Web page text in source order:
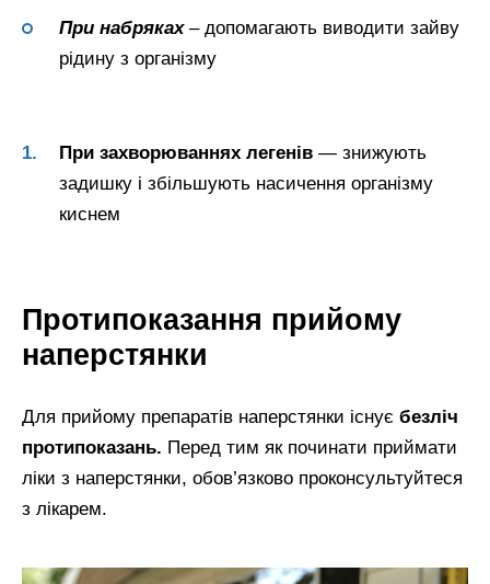
При набряках – допомагають виводити зайву
рідину з організму
При захворюваннях легенів — знижують
задишку і збільшують насичення організму
киснем
Протипоказання прийому
наперстянки
Для прийому препаратів наперстянки існує безліч
протипоказань. Перед тим як починати приймати
ліки з наперстянки, обов’язково проконсультуйтеся
з лікарем.